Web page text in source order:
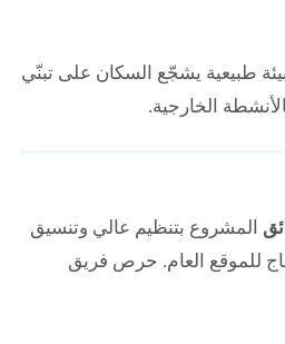
طبيعية يشجّع السكان على تبنّي
الخارجية.
المشروع بتنظيم عالي وتنسيق
للموقع العام. حرص فريق